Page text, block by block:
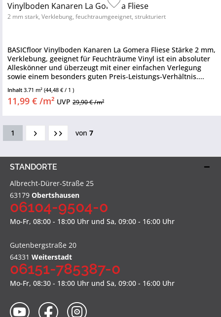
Vinylboden Kanaren La Gomera Fliese
2 mm stark, Verklebung, feuchtraumgeeignet, strukturiert
BASICfloor Vinylboden Kanaren La Gomera Fliese Stärke 2 mm,
Verklebung, geeignet für Feuchträume Vinyl ist ein absoluter
Alleskönner und überzeugt mit einer einfachen Verlegung
sowie einem besonders guten Preis-Leistungs-Verhältnis....
Inhalt 3.71 m² (44,48 € / 1 )
11,99 € /m² UVP 29,90 € /m²
1 von 7
STANDORTE
Albrecht-Dürer-Straße 25
63179 Obertshausen
06104-9504-0
Mo-Fr, 08:00 - 18:00 Uhr und Sa, 09:00 - 16:00 Uhr
Gutenbergstraße 20
64331 Weiterstadt
06151-785387-0
Mo-Fr, 08:30 - 18:00 Uhr und Sa, 09:00 - 16:00 Uhr